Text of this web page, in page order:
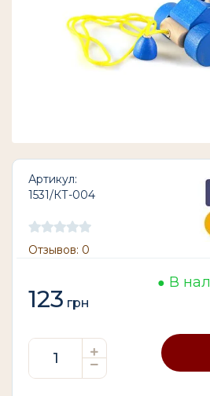
Артикул:
1531/КТ-004
Отзывов: 0
123 грн
В